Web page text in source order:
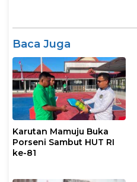
Baca Juga
Karutan Mamuju Buka
Porseni Sambut HUT RI
ke-81